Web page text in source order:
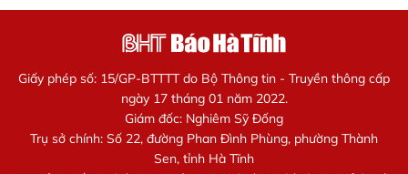
Giấy phép số: 15/GP-BTTTT do Bộ Thông tin - Truyền thông cấp
ngày 17 tháng 01 năm 2022.
Giám đốc: Nghiêm Sỹ Đống
Trụ sở chính: Số 22, đường Phan Đình Phùng, phường Thành
Sen, tỉnh Hà Tĩnh